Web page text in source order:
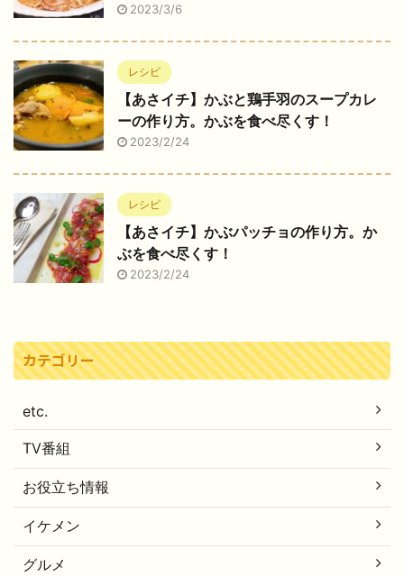
2023/3/6
レシピ
【あさイチ】かぶと鶏手羽のスープカレ
ーの作り方。かぶを食べ尽くす！
2023/2/24
レシピ
【あさイチ】かぶパッチョの作り方。か
ぶを食べ尽くす！
2023/2/24
カテゴリー
etc.
TV番組
お役立ち情報
イケメン
グルメ